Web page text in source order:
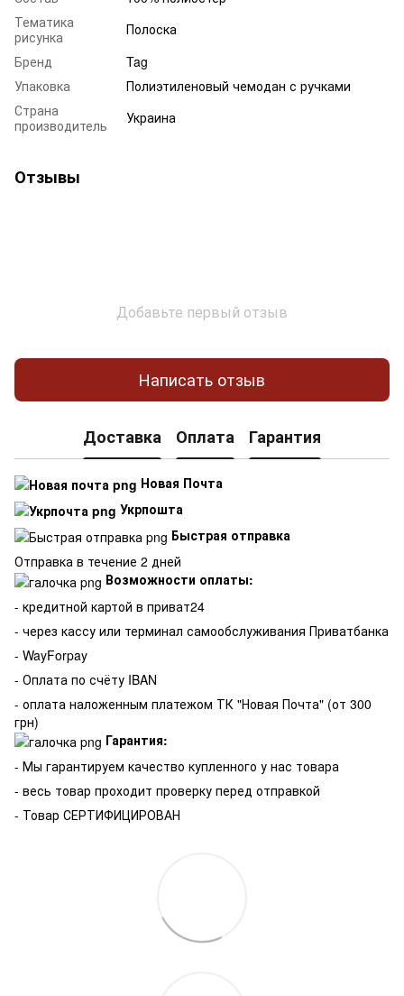
Тематика
рисунка
Полоска
Бренд
Tag
Упаковка
Полиэтиленовый чемодан с ручками
Страна
производитель
Украина
Отзывы
Добавьте первый отзыв
Написать отзыв
Доставка Оплата Гарантия
Новая Почта
Укрпошта
Быстрая отправка
Отправка в течение 2 дней
Возможности оплаты:
- кредитной картой в приват24
- через кассу или терминал самообслуживания Приватбанка
- WayForpay
- Оплата по счёту IBAN
- оплата наложенным платежом ТК "Новая Почта" (от 300
грн)
Гарантия:
- Мы гарантируем качество купленного у нас товара
- весь товар проходит проверку перед отправкой
- Товар СЕРТИФИЦИРОВАН